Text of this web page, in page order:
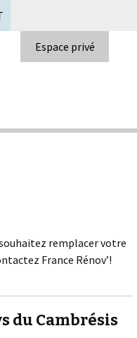
Espace privé
remplacer votre
France Rénov’!
du Cambrésis